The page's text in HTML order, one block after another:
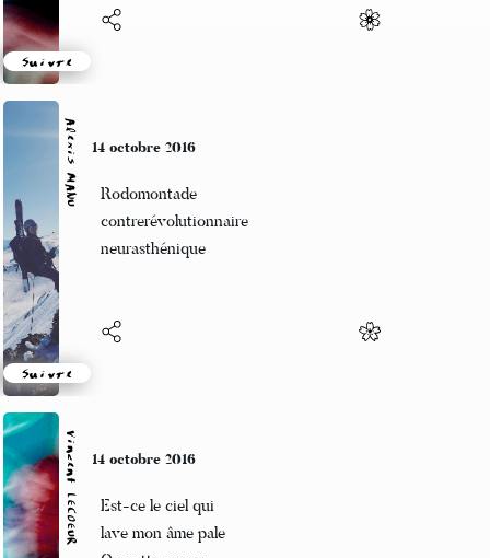
Suivre
Alexis MANU
Suivre
11 octobre 2016
Un allo viril
Bouclier contre réclame
Dompteur d'open-space
Vincent LECŒUR
Cette année pas de pomme sur les pommiers
Pas de gnôle dans le gosier